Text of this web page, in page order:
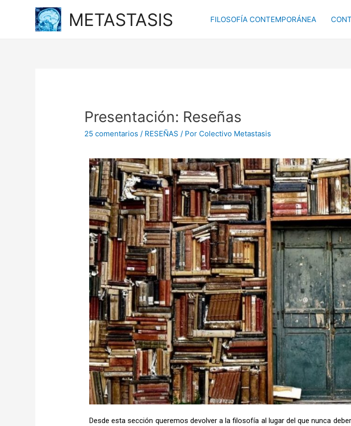
METASTASIS FILOSOFÍA CONTEMPORÁNEA
Presentación: Reseñas
25 comentarios / RESEÑAS / Por Colectivo Metastasis
Desde esta sección queremos devolver a la filosofía al lugar del que nunca